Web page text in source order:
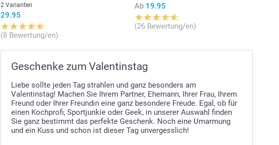
2 Varianten
29.95
(8 Bewertung/en)
Ab 19.95
(26 Bewertung/en)
Geschenke zum Valentinstag
Liebe sollte jeden Tag strahlen und ganz besonders am
Valentinstag! Machen Sie Ihrem Partner, Ehemann, Ihrer Frau, Ihrem
Freund oder Ihrer Freundin eine ganz besondere Freude. Egal, ob für
einen Kochprofi, Sportjunkie oder Geek, in unserer Auswahl finden
Sie ganz bestimmt das perfekte Geschenk. Noch eine Umarmung
und ein Kuss und schon ist dieser Tag unvergesslich!